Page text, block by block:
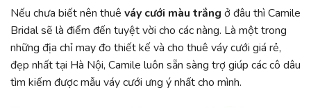
Nếu chưa biết nên thuê váy cưới màu trắng ở đâu thì Camile
Bridal sẽ là điểm đến tuyệt vời cho các nàng. Là một trong
những địa chỉ may đo thiết kế và cho thuê váy cưới giá rẻ,
đẹp nhất tại Hà Nội, Camile luôn sẵn sàng trợ giúp các cô dâu
tìm kiếm được mẫu váy cưới ưng ý nhất cho mình.